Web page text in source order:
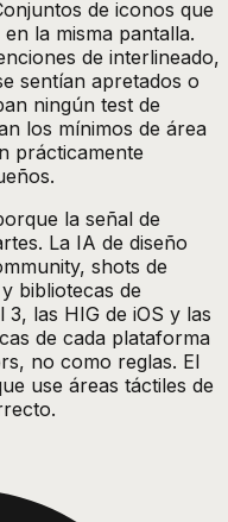
de iconos que
la misma pantalla.
de interlineado,
sentían apretados o
ningún test de
los mínimos de área
prácticamente
la señal de
La IA de diseño
shots de
bibliotecas de
las HIG de iOS y las
de cada plataforma
no como reglas. El
use áreas táctiles de